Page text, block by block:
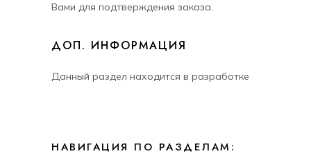
ДОП. ИНФОРМАЦИЯ
Данный раздел находится в разработке
Вами для подтверждения заказа.
НАВИГАЦИЯ ПО РАЗДЕЛАМ: